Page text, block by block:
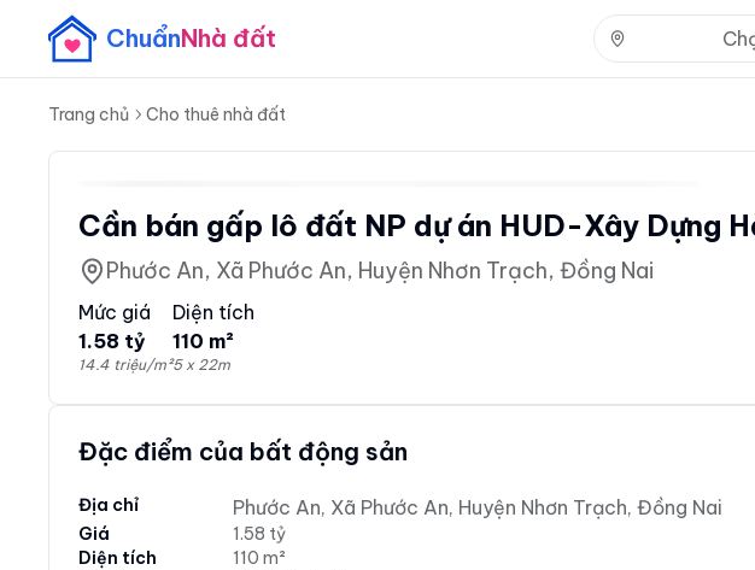
ChuẩnNhà đất
Trang chủ Cho thuê nhà đất
Cần bán gấp lô đất NP dự án HUD-Xây Dựng
Phước An, Xã Phước An, Huyện Nhơn Trạch, Đồng Nai
Mức giá
1.58 tỷ
14.4 triệu/m²
Diện tích
110 m²
5 x 22m
Đặc điểm của bất động sản
Địa chỉ Phước An, Xã Phước An, Huyện Nhơn Trạch, Đồng Nai
Giá
1.58 tỷ
Diện tích
110 m²